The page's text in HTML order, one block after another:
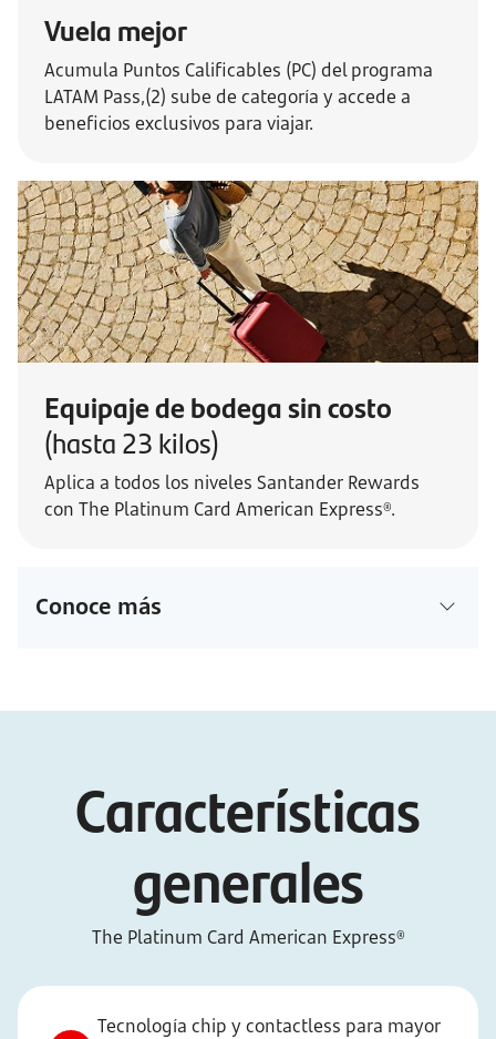
Vuela mejor
Acumula Puntos Calificables (PC) del programa
LATAM Pass,(2) sube de categoría y accede a
beneficios exclusivos para viajar.
Equipaje de bodega sin costo
(hasta 23 kilos)
Aplica a todos los niveles Santander Rewards
con The Platinum Card American Express®.
Conoce más
Características
generales
The Platinum Card American Express®
Tecnología chip y contactless para mayor